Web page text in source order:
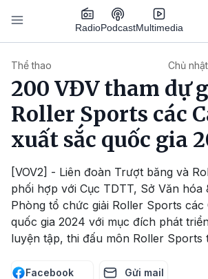
Nhảy đến nội dung
RadioPodcastMultimedia
Thể thao Chủ
200 VĐV tham dự
Roller Sports các
xuất sắc quốc gia
[VOV2] - Liên đoàn Trượt băng và
phối hợp với Cục TDTT, Sở Văn hóa
Phòng tổ chức giải Roller Sports các
quốc gia 2024 với mục đích phát
luyện tập, thi đấu môn Roller Sports
Facebook Gửi mail